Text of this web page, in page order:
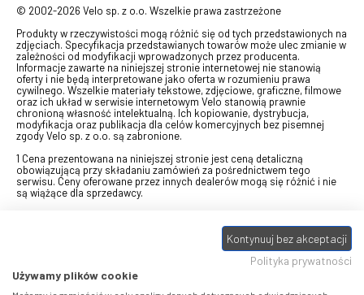
© 2002-2026 Velo sp. z o.o. Wszelkie prawa zastrzeżone
Produkty w rzeczywistości mogą różnić się od tych przedstawionych na
zdjęciach. Specyfikacja przedstawianych towarów może ulec zmianie w
zależności od modyfikacji wprowadzonych przez producenta.
Informacje zawarte na niniejszej stronie internetowej nie stanowią
oferty i nie będą interpretowane jako oferta w rozumieniu prawa
cywilnego. Wszelkie materiały tekstowe, zdjęciowe, graficzne, filmowe
oraz ich układ w serwisie internetowym Velo stanowią prawnie
chronioną własność intelektualną. Ich kopiowanie, dystrybucja,
modyfikacja oraz publikacja dla celów komercyjnych bez pisemnej
zgody Velo sp. z o.o. są zabronione.
1 Cena prezentowana na niniejszej stronie jest ceną detaliczną
obowiązującą przy składaniu zamówień za pośrednictwem tego
serwisu. Ceny oferowane przez innych dealerów mogą się różnić i nie
są wiążące dla sprzedawcy.
swój bon" na towary z oferty VELO, aktualnie dostępnej na stronie
, w ramach sprzedaży premiowej. Dowiedz się jak
stronie promocji. Prezentowana wartość
eBonu uwzględnia fakt wyrażenia - w procesie rejestracji w Panelu
klienta- zgody na otrzymywanie drogą mailową informacji handlowo-
marketingowe, np. newsletter rowerowy. W przypadku braku zgody
Kontynuuj bez akceptacji
Polityka prywatności
Używamy plików cookie